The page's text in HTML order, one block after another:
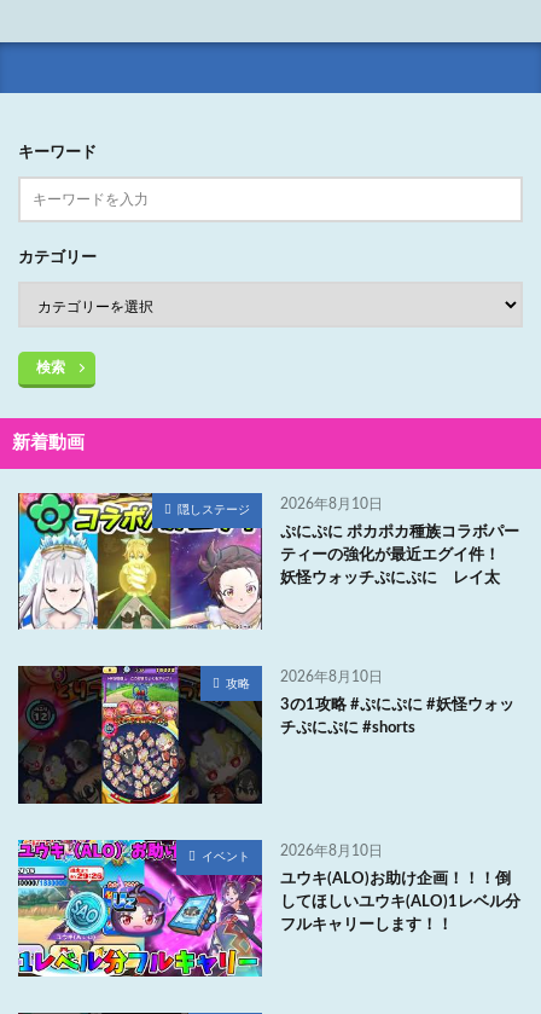
キーワード
カテゴリー
検索
新着動画
隠しステージ 2026年8月10日
ぷにぷに ポカポカ種族コラボパー
ティーの強化が最近エグイ件！
妖怪ウォッチぷにぷに レイ太
攻略 2026年8月10日
3の1攻略 #ぷにぷに #妖怪ウォッ
チぷにぷに #shorts
イベント 2026年8月10日
ユウキ(ALO)お助け企画！！！倒
してほしいユウキ(ALO)1レベル分
フルキャリーします！！